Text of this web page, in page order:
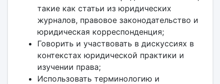
такие как статьи из юридических
журналов, правовое законодательство и
юридическая корреспонденция;
Говорить и участвовать в дискуссиях в
контекстах юридической практики и
изучении права;
Использовать терминологию и